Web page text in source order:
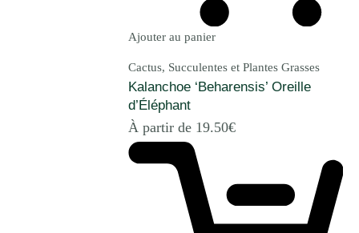
Ajouter au panier
Cactus, Succulentes et Plantes Grasses
Kalanchoe ‘Beharensis’ Oreille
d’Éléphant
À partir de 19.50€